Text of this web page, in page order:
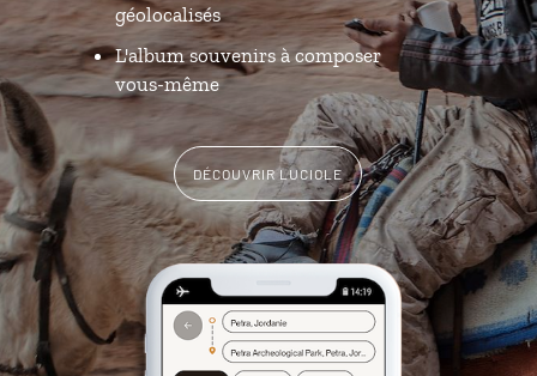
géolocalisés
L'album souvenirs à composer
vous-même
DÉCOUVRIR LUCIOLE